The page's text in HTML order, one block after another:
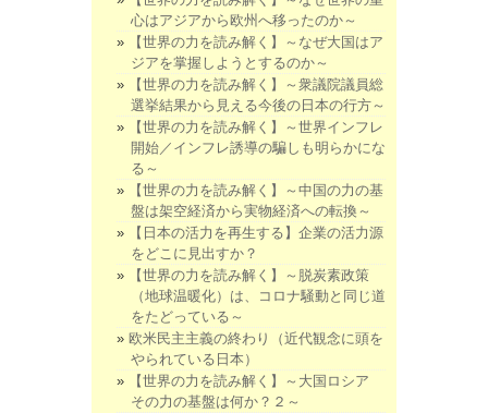
心はアジアから欧州へ移ったのか～
【世界の力を読み解く】～なぜ大国はア
ジアを掌握しようとするのか～
【世界の力を読み解く】～衆議院議員総
選挙結果から見える今後の日本の行方～
【世界の力を読み解く】～世界インフレ
開始／インフレ誘導の騙しも明らかにな
る～
【世界の力を読み解く】～中国の力の基
盤は架空経済から実物経済への転換～
【日本の活力を再生する】企業の活力源
をどこに見出すか？
【世界の力を読み解く】～脱炭素政策
（地球温暖化）は、コロナ騒動と同じ道
をたどっている～
欧米民主主義の終わり（近代観念に頭を
やられている日本）
【世界の力を読み解く】～大国ロシア
その力の基盤は何か？２～